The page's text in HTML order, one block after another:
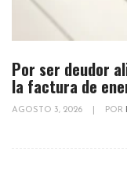
Por ser deudor
la factura de
AGOSTO 3, 2026 POR